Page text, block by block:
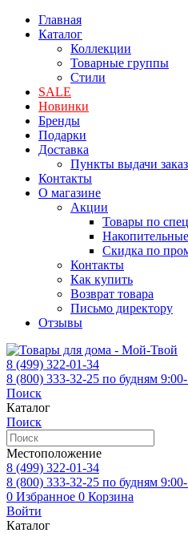
Главная
Каталог
Коллекции
Товарные группы
Стили
SALE
Новинки
Бренды
Подарки
Доставка
Пункты выдачи
Контакты
О магазине
Акции
Товары по
Скидка по
Контакты
Как купить
Возврат товара
Письмо директору
Отзывы
8 (499) 322-01-34
8 (800) 333-32-25 по будням
Поиск
Каталог
Поиск
Местоположение
8 (499) 322-01-34
8 (800) 333-32-25 по будням
0 Избранное 0 Корзина
Войти
Каталог